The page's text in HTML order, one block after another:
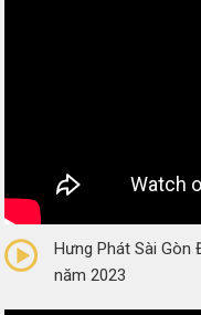
(0 Reviews)
Hưng Phát Sài Gòn
năm 2023